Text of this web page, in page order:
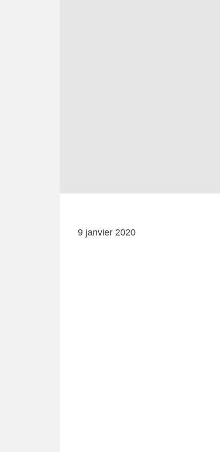
9 janvier 2020